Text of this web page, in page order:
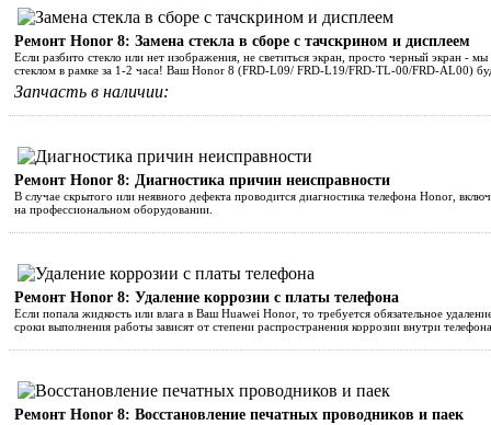
Ремонт Honor 8: Замена стекла в сборе с тачскрином и дисплеем
Если разбито стекло или нет изображения, не светиться экран, просто черный экран -
стеклом в рамке за 1-2 часа! Ваш Honor 8 (FRD-L09/ FRD-L19/FRD-TL-00/FRD-AL00)
Запчасть в наличии:
Ремонт Honor 8: Диагностика причин неисправности
В случае скрытого или неявного дефекта проводится диагностика телефона Honor,
на профессиональном оборудовании.
Ремонт Honor 8: Удаление коррозии с платы телефона
Если попала жидкость или влага в Ваш Huawei Honor, то требуется обязательное
сроки выполнения работы зависят от степени распространения коррозии внутри
Ремонт Honor 8: Восстановление печатных проводников и паек